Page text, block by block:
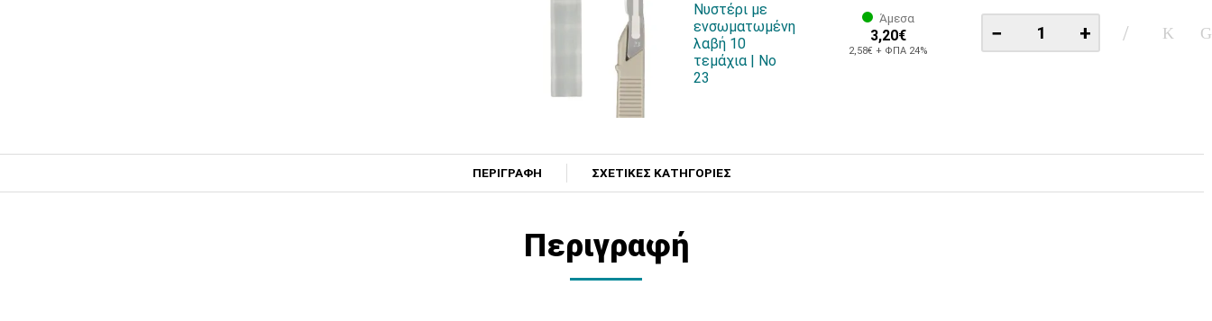
Νυστέρι με
ενσωματωμένη
λαβή 10
τεμάχια | Νο
23
Άμεσα
3,20€
2,58€ + ΦΠΑ 24%
− +
ΠΕΡΙΓΡΑΦΗ ΣΧΕΤΙΚΕΣ ΚΑΤΗΓΟΡΙΕΣ
Περιγραφή